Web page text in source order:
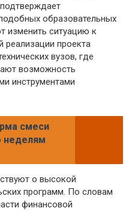
образовательных
изменить ситуацию к
проекта
вузов, где
возможность
инструментами
смеси
неделям
о высокой
программ. По словам
финансовой